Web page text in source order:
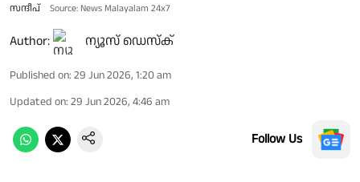
സന്ദീപ് Source: News Malayalam 24x7
Author: ന്യൂസ് ഡെസ്ക്
Published on: 29 Jun 2026, 1:20 am
Updated on: 29 Jun 2026, 4:46 am
Follow Us